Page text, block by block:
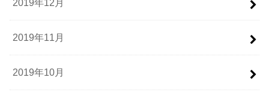
2019年12月
2019年11月
2019年10月